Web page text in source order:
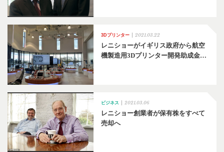
3Dプリンター 2021.03.22
レニショーがイギリス政府から航空
機製造用3Dプリンター開発助成金…
ビジネス 2021.03.06
レニショー創業者が保有株をすべて
売却へ